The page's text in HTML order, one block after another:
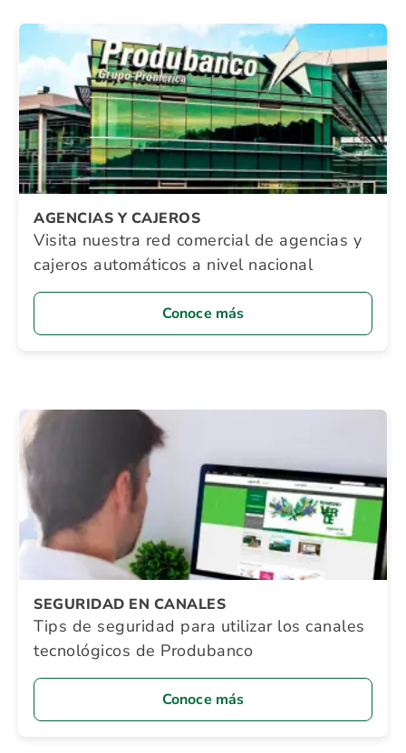
AGENCIAS Y CAJEROS
Visita nuestra red comercial de agencias y
cajeros automáticos a nivel nacional
Conoce más
SEGURIDAD EN CANALES
Tips de seguridad para utilizar los canales
tecnológicos de Produbanco
Conoce más